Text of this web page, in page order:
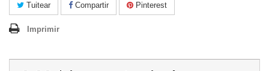
Tuitear Compartir Pinterest
Imprimir